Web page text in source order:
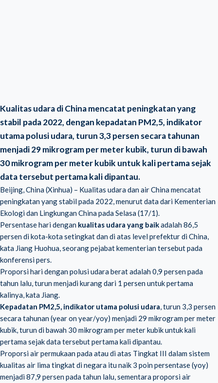
Kualitas udara di China mencatat peningkatan yang
stabil pada 2022, dengan kepadatan PM2,5, indikator
utama polusi udara, turun 3,3 persen secara tahunan
menjadi 29 mikrogram per meter kubik, turun di bawah
30 mikrogram per meter kubik untuk kali pertama sejak
data tersebut pertama kali dipantau.
Beijing, China (Xinhua) – Kualitas udara dan air China mencatat
peningkatan yang stabil pada 2022, menurut data dari Kementerian
Ekologi dan Lingkungan China pada Selasa (17/1).
Persentase hari dengan kualitas udara yang baikadalah 86,5
persen di kota-kota setingkat dan di atas level prefektur di China,
kata Jiang Huohua, seorang pejabat kementerian tersebut pada
konferensi pers.
Proporsi hari dengan polusi udara berat adalah 0,9 persen pada
tahun lalu, turun menjadi kurang dari 1 persen untuk pertama
kalinya, kata Jiang.
Kepadatan PM2,5, indikator utama polusi udara, turun 3,3 persen
secara tahunan (year on year/yoy) menjadi 29 mikrogram per meter
kubik, turun di bawah 30 mikrogram per meter kubik untuk kali
pertama sejak data tersebut pertama kali dipantau.
Proporsi air permukaan pada atau di atas Tingkat III dalam sistem
kualitas air lima tingkat di negara itu naik 3 poin persentase (yoy)
menjadi 87,9 persen pada tahun lalu, sementara proporsi air